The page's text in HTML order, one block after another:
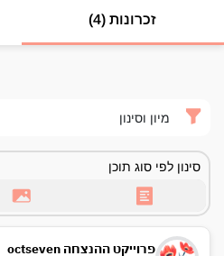
זכרונות (4)
מיון וסינון
סינון לפי סוג תוכן
פרוייקט ההנצחה octseven